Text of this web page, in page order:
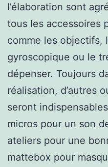
l’élaboration sont
tous les accessoires
comme les objectifs,
gyroscopique ou le
dépenser. Toujours
réalisation, d’autres
seront
micros pour un son
ateliers pour une
mattebox pour